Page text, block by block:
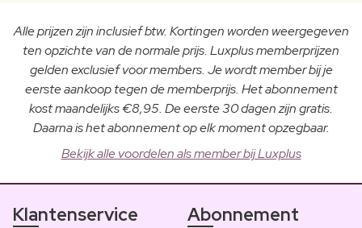
Alle prijzen zijn inclusief btw. Kortingen worden weergegeven
ten opzichte van de normale prijs. Luxplus memberprijzen
gelden exclusief voor members. Je wordt member bij je
eerste aankoop tegen de memberprijs. Het abonnement
kost maandelijks €8,95. De eerste 30 dagen zijn gratis.
Daarna is het abonnement op elk moment opzegbaar.
Bekijk alle voordelen als member bij Luxplus
Klantenservice Abonnement